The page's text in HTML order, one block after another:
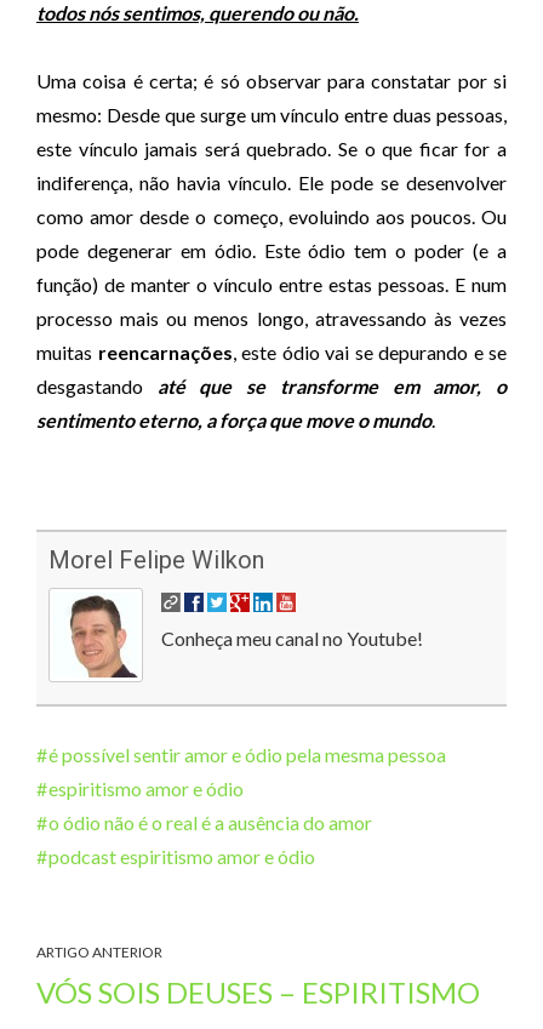
todos nós sentimos, querendo ou não.
Uma coisa é certa; é só observar para constatar por si
mesmo: Desde que surge um vínculo entre duas pessoas,
este vínculo jamais será quebrado. Se o que ficar for a
indiferença, não havia vínculo. Ele pode se desenvolver
como amor desde o começo, evoluindo aos poucos. Ou
pode degenerar em ódio. Este ódio tem o poder (e a
função) de manter o vínculo entre estas pessoas. E num
processo mais ou menos longo, atravessando às vezes
muitas reencarnações, este ódio vai se depurando e se
desgastando até que se transforme em amor, o
sentimento eterno, a força que move o mundo.
Morel Felipe Wilkon
Conheça meu canal no Youtube!
é possível sentir amor e ódio pela mesma pessoa
espiritismo amor e ódio
o ódio não é o real é a ausência do amor
podcast espiritismo amor e ódio
ARTIGO ANTERIOR
VÓS SOIS DEUSES – ESPIRITISMO